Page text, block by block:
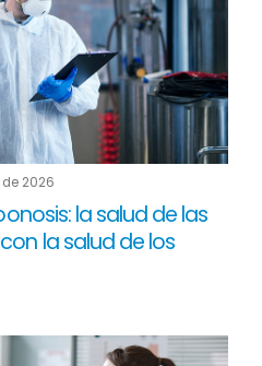
2026
la salud de las
la salud de los